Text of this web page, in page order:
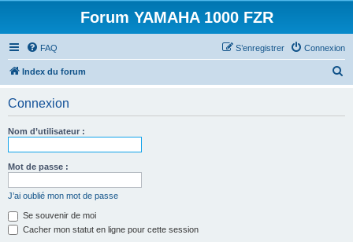
Forum YAMAHA 1000 FZR
FAQ Connexion
S’enregistrer
Index du forum
Connexion
Nom d’utilisateur :
Mot de passe :
J’ai oublié mon mot de passe
Se souvenir de moi
Cacher mon statut en ligne pour cette session